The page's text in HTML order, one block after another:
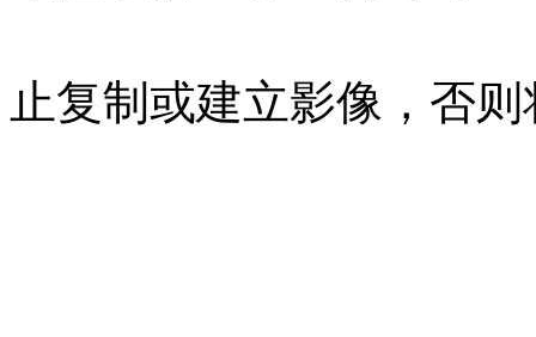
止复制或建立影像，否